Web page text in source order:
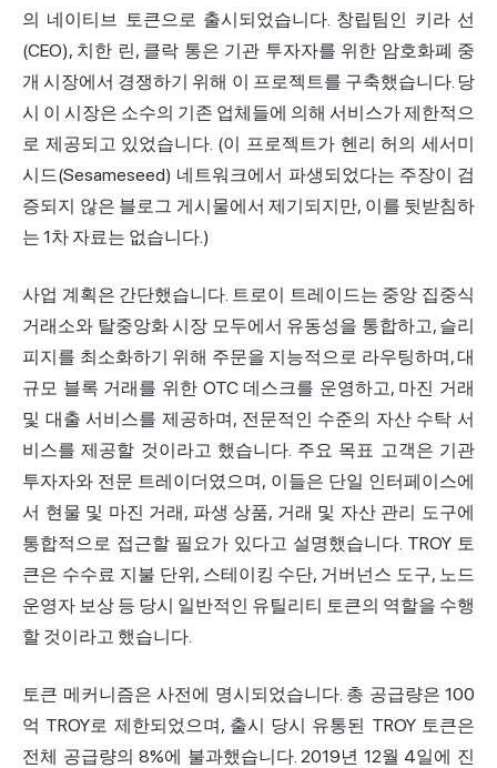
의 네이티브 토큰으로 출시되었습니다. 창립팀인 키라 선
(CEO), 치한 린, 클락 통은 기관 투자자를 위한 암호화폐 중
개 시장에서 경쟁하기 위해 이 프로젝트를 구축했습니다. 당
시 이 시장은 소수의 기존 업체들에 의해 서비스가 제한적으
로 제공되고 있었습니다. (이 프로젝트가 헨리 허의 세서미
시드(Sesameseed) 네트워크에서 파생되었다는 주장이 검
증되지 않은 블로그 게시물에서 제기되지만, 이를 뒷받침하
는 1차 자료는 없습니다.)
사업 계획은 간단했습니다. 트로이 트레이드는 중앙 집중식
거래소와 탈중앙화 시장 모두에서 유동성을 통합하고, 슬리
피지를 최소화하기 위해 주문을 지능적으로 라우팅하며, 대
규모 블록 거래를 위한 OTC 데스크를 운영하고, 마진 거래
및 대출 서비스를 제공하며, 전문적인 수준의 자산 수탁 서
비스를 제공할 것이라고 했습니다. 주요 목표 고객은 기관
투자자와 전문 트레이더였으며, 이들은 단일 인터페이스에
서 현물 및 마진 거래, 파생 상품, 거래 및 자산 관리 도구에
통합적으로 접근할 필요가 있다고 설명했습니다. TROY 토
큰은 수수료 지불 단위, 스테이킹 수단, 거버넌스 도구, 노드
운영자 보상 등 당시 일반적인 유틸리티 토큰의 역할을 수행
할 것이라고 했습니다.
토큰 메커니즘은 사전에 명시되었습니다. 총 공급량은 100
억 TROY로 제한되었으며, 출시 당시 유통된 TROY 토큰은
전체 공급량의 8%에 불과했습니다. 2019년 12월 4일에 진